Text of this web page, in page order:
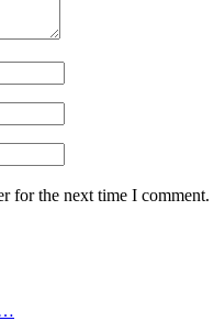
for the next time I comment.